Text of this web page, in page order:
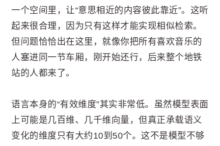
一个空间里，让“意思相近的内容彼此靠近”。这听
起来很合理，因为只有这样才能实现相似检索。
但问题恰恰出在这里，就像你把所有喜欢音乐的
人塞进同一节车厢，刚开始还行，后来整个地铁
站的人都来了。
语言本身的“有效维度”其实非常低。虽然模型表面
上可能是几百维、几千维向量，但真正承载语义
变化的维度只有大约10到50个。这不是模型不够